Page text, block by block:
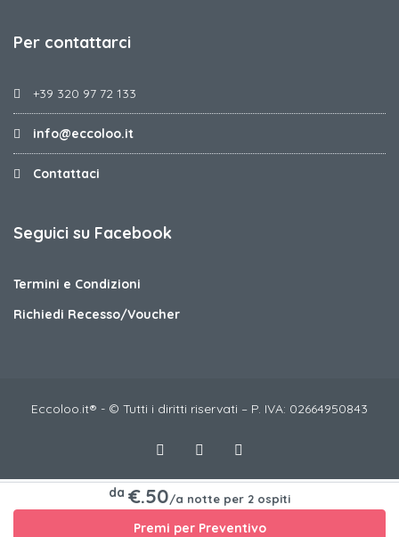
da €.50/a notte per 2 ospiti
Premi per Preventivo
Per contattarci
+39 320 97 72 133
info@eccoloo.it
Contattaci
Seguici su Facebook
Termini e Condizioni
Richiedi Recesso/Voucher
Eccoloo.it® - © Tutti i diritti riservati – P. IVA: 02664950843